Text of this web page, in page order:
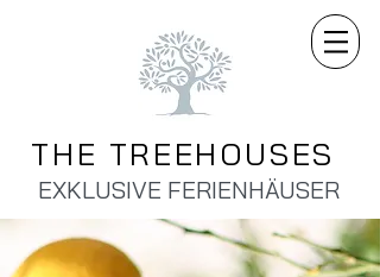
THE TREEHOUSES
EXKLUSIVE FERIENHÄUSER